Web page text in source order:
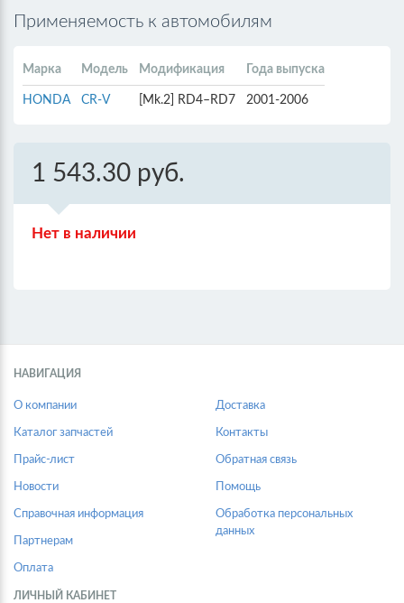
Применяемость к автомобилям
Марка Модель Модификация Года выпуска
HONDA CR-V [Mk.2] RD4–RD7 2001-2006
1 543.30 руб.
Нет в наличии
НАВИГАЦИЯ
О компании
Каталог запчастей
Прайс-лист
Новости
Справочная информация
Партнерам
Оплата
Доставка
Контакты
Обратная связь
Помощь
Обработка персональных
данных
ЛИЧНЫЙ КАБИНЕТ